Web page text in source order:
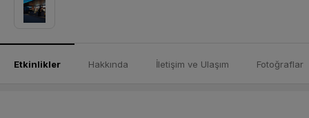
Etkinlikler Hakkında İletişim ve Ulaşım Fotoğraflar